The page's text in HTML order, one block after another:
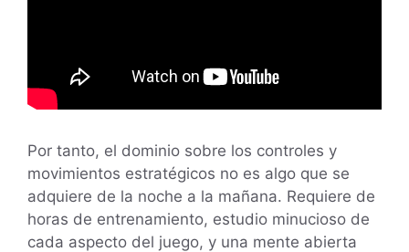
Por tanto, el dominio sobre los controles y
movimientos estratégicos no es algo que se
adquiere de la noche a la mañana. Requiere de
horas de entrenamiento, estudio minucioso de
cada aspecto del juego, y una mente abierta